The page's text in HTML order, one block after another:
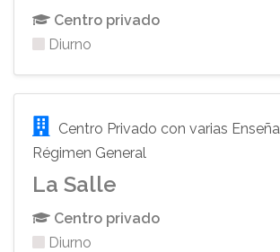
Centro privado
Diurno
Centro Privado con varias
Régimen General
La Salle
Centro privado
Diurno